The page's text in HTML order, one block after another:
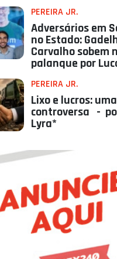
PEREIRA JR.
Adversários em
no Estado:
Carvalho sobem
palanque por
PEREIRA JR.
Lixo e lucros:
controversa -
Lyra*